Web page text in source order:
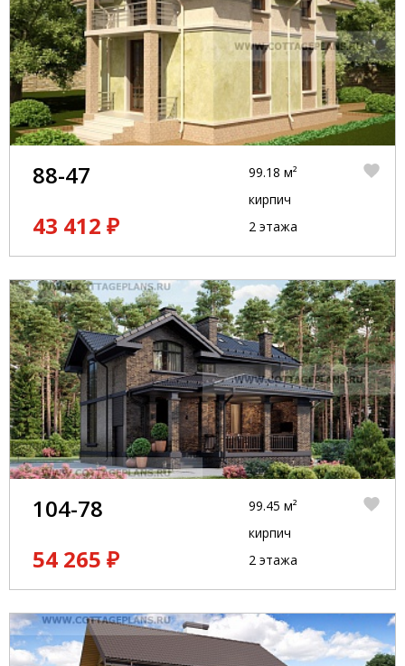
88-47
43 412 ₽
99.18 м²
кирпич
2 этажа
104-78
54 265 ₽
99.45 м²
кирпич
2 этажа